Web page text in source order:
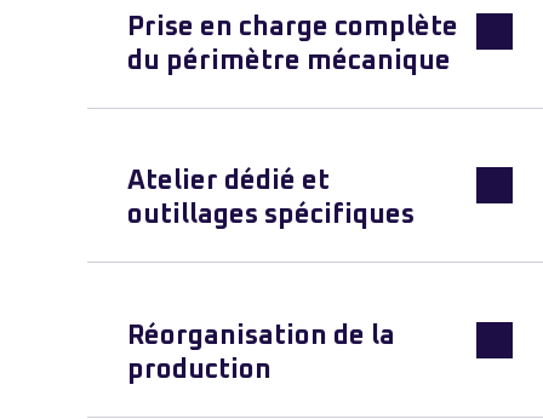
Prise en charge complète
du périmètre mécanique
Atelier dédié et
outillages spécifiques
Réorganisation de la
production